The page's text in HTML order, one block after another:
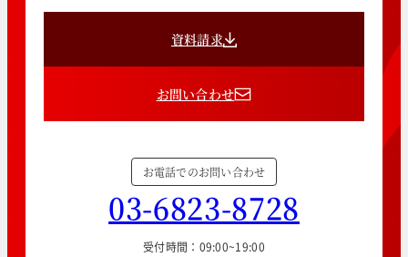
資料請求
お問い合わせ
お電話でのお問い合わせ
03-6823-8728
受付時間：09:00~19:00